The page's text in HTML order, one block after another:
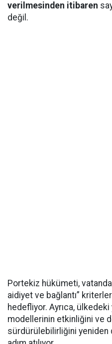
verilmesinden itibaren
değil.
Portekiz hükümeti,
aidiyet ve bağlantı”
hedefliyor. Ayrıca, ülkedeki
modellerinin etkinliğini ve
sürdürülebilirliğini